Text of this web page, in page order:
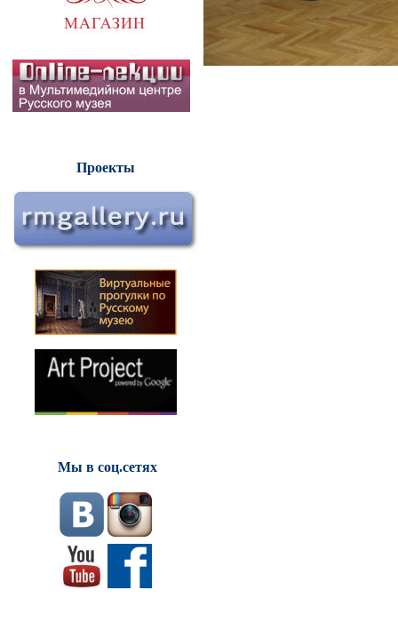
Проекты
Мы в соц.сетях